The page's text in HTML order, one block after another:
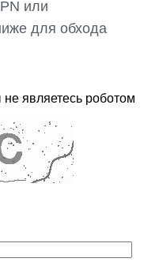
или
для обхода
являетесь роботом